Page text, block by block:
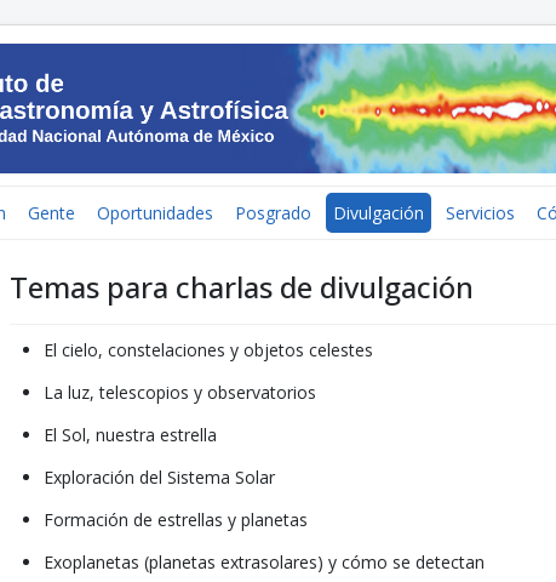
Gente Oportunidades Posgrado Divulgación Servicios
Temas para charlas de divulgación
El cielo, constelaciones y objetos celestes
La luz, telescopios y observatorios
El Sol, nuestra estrella
Exploración del Sistema Solar
Formación de estrellas y planetas
Exoplanetas (planetas extrasolares) y cómo se detectan